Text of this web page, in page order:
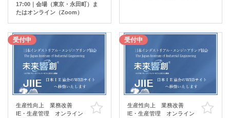
17:00｜会場（東京・永田町）ま
たはオンライン（Zoom）
受付中
生産性向上 業務改善
IE・生産管理 オンライン
お気に入り
受付中
生産性向上 業務改善
IE・生産管理 オンライン